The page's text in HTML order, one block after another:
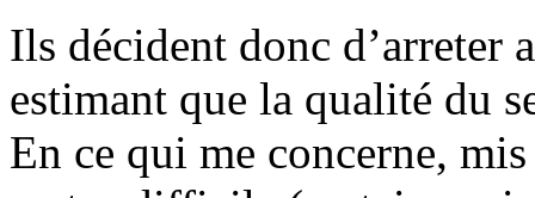
Ils décident donc d’arreter
estimant que la qualité du
En ce qui me concerne,